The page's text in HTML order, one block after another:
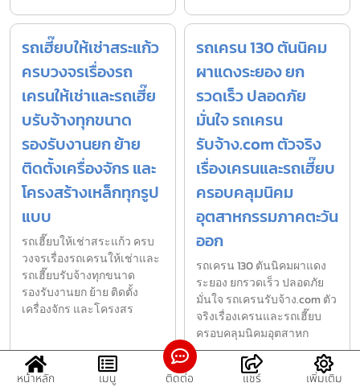
รถเฮี๊ยบให้เช่าสระแก้ว
ครบวงจรเรื่องรถ
เครนให้เช่าและรถเฮี๊ย
บรับจ้างทุกขนาด
รองรับงานยก ย้าย
ติดตั้งเครื่องจักร และ
โครงสร้างเหล็กทุกรูป
แบบ
รถเฮี๊ยบให้เช่าสระแก้ว ครบ
วงจรเรื่องรถเครนให้เช่าและ
รถเฮี๊ยบรับจ้างทุกขนาด
รองรับงานยก ย้าย ติดตั้ง
เครื่องจักร และโครงสร
รถเครน 130 ตันนิคม
ผาแดงระยอง ยก
รวดเร็ว ปลอดภัย
มั่นใจ รถเครน
รับจ้าง.com ตัวจริง
เรื่องเครนและรถเฮี๊ยบ
ครอบคลุมนิคม
อุตสาหกรรมภาคตะวัน
ออก
รถเครน 130 ตันนิคมผาแดง
ระยอง ยกรวดเร็ว ปลอดภัย
มั่นใจ รถเครนรับจ้าง.com ตัว
จริงเรื่องเครนและรถเฮี๊ยบ
ครอบคลุมนิคมอุตสาหก
หน้าหลัก เมนู ติดต่อ แชร์ เพิ่มเติม